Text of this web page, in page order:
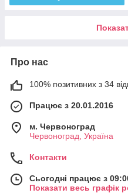
Про нас
100% позитивних з 34
Працює з 20.01.2016
м. Червоноград
Червоноград, Україна
Контакти
Сьогодні працює з
Показати весь графік